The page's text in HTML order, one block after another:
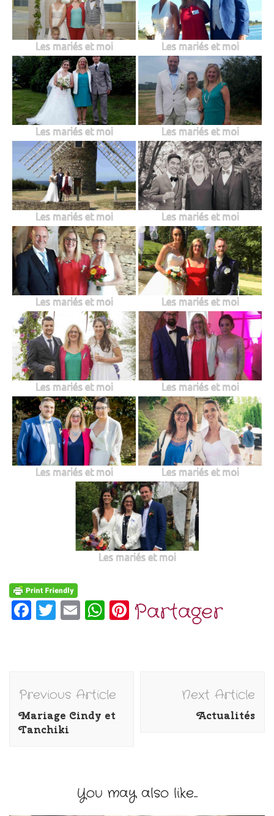
Les mariés et moi Les mariés et moi
Les mariés et moi Les mariés et moi
Les mariés et moi Les mariés et moi
Les mariés et moi Les mariés et moi
Les mariés et moi Les mariés et moi
Les mariés et moi Les mariés et moi
Les mariés et moi
Facebook
Twitter
EmailWhatsApp
Pinterest
Partager
Navigation
Previous Article
Mariage Cindy et
Tanchiki
Next Article
Actualités
You may also like...